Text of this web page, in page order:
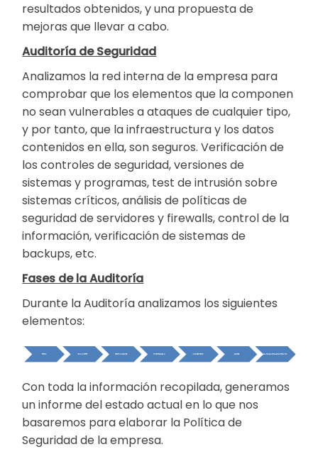
resultados obtenidos, y una propuesta de
mejoras que llevar a cabo.
Auditoría de Seguridad
Analizamos la red interna de la empresa para
comprobar que los elementos que la componen
no sean vulnerables a ataques de cualquier tipo,
y por tanto, que la infraestructura y los datos
contenidos en ella, son seguros. Verificación de
los controles de seguridad, versiones de
sistemas y programas, test de intrusión sobre
sistemas críticos, análisis de políticas de
seguridad de servidores y firewalls, control de la
información, verificación de sistemas de
backups, etc.
Fases de la Auditoría
Durante la Auditoría analizamos los siguientes
elementos:
Con toda la información recopilada, generamos
un informe del estado actual en lo que nos
basaremos para elaborar la Política de
Seguridad de la empresa.